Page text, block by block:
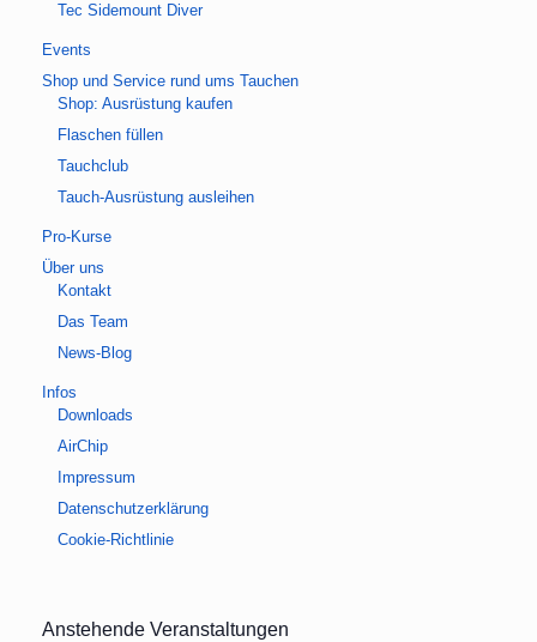
Tec Sidemount Diver
Events
Shop und Service rund ums Tauchen
Shop: Ausrüstung kaufen
Flaschen füllen
Tauchclub
Tauch-Ausrüstung ausleihen
Pro-Kurse
Über uns
Kontakt
Das Team
News-Blog
Infos
Downloads
AirChip
Impressum
Datenschutzerklärung
Cookie-Richtlinie
Anstehende Veranstaltungen